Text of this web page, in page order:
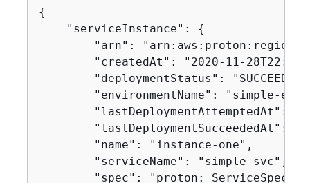
{
    "serviceInstance":
{
"arn":
"createdAt": "2020-11-
"deploymentStatus":
"environmentName": "simple-
"lastDeploymentAttemptedAt":
"lastDeploymentSucceededAt":
        "name": "instance-one",
        "serviceName": "simple-svc",
"spec": "proton: